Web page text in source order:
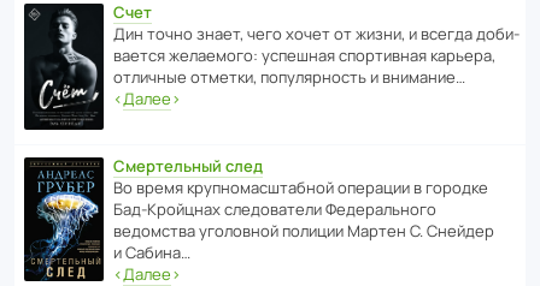
Счет
Дин точно знает, чего хочет от жизни, и всегда доби­
ва­ется жела­е­мого: успе­шная спор­ти­вная карьера,
отли­чные отметки, попу­ля­р­ность и внимание…
‹Далее›
Смертельный след
Во время круп­но­мас­ш­та­бной операции в городке
Бад‑Крой­цнах следо­ва­тели Феде­раль­ного
ведомства уголо­вной полиции Мартен С. Снейдер
и Сабина…
‹Далее›